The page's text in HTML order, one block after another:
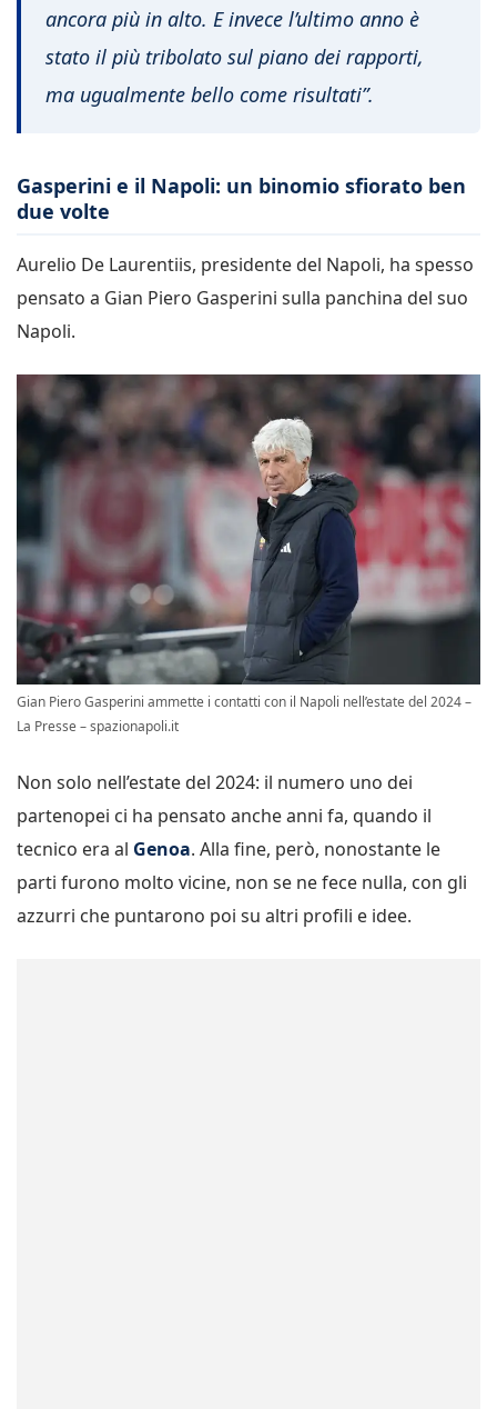
ancora più in alto. E invece l’ultimo anno è
stato il più tribolato sul piano dei rapporti,
ma ugualmente bello come risultati”.
Gasperini e il Napoli: un binomio sfiorato ben
due volte
Aurelio De Laurentiis, presidente del Napoli, ha spesso
pensato a Gian Piero Gasperini sulla panchina del suo
Napoli.
Gian Piero Gasperini ammette i contatti con il Napoli nell’estate del 2024 –
La Presse – spazionapoli.it
Non solo nell’estate del 2024: il numero uno dei
partenopei ci ha pensato anche anni fa, quando il
tecnico era al Genoa. Alla fine, però, nonostante le
parti furono molto vicine, non se ne fece nulla, con gli
azzurri che puntarono poi su altri profili e idee.